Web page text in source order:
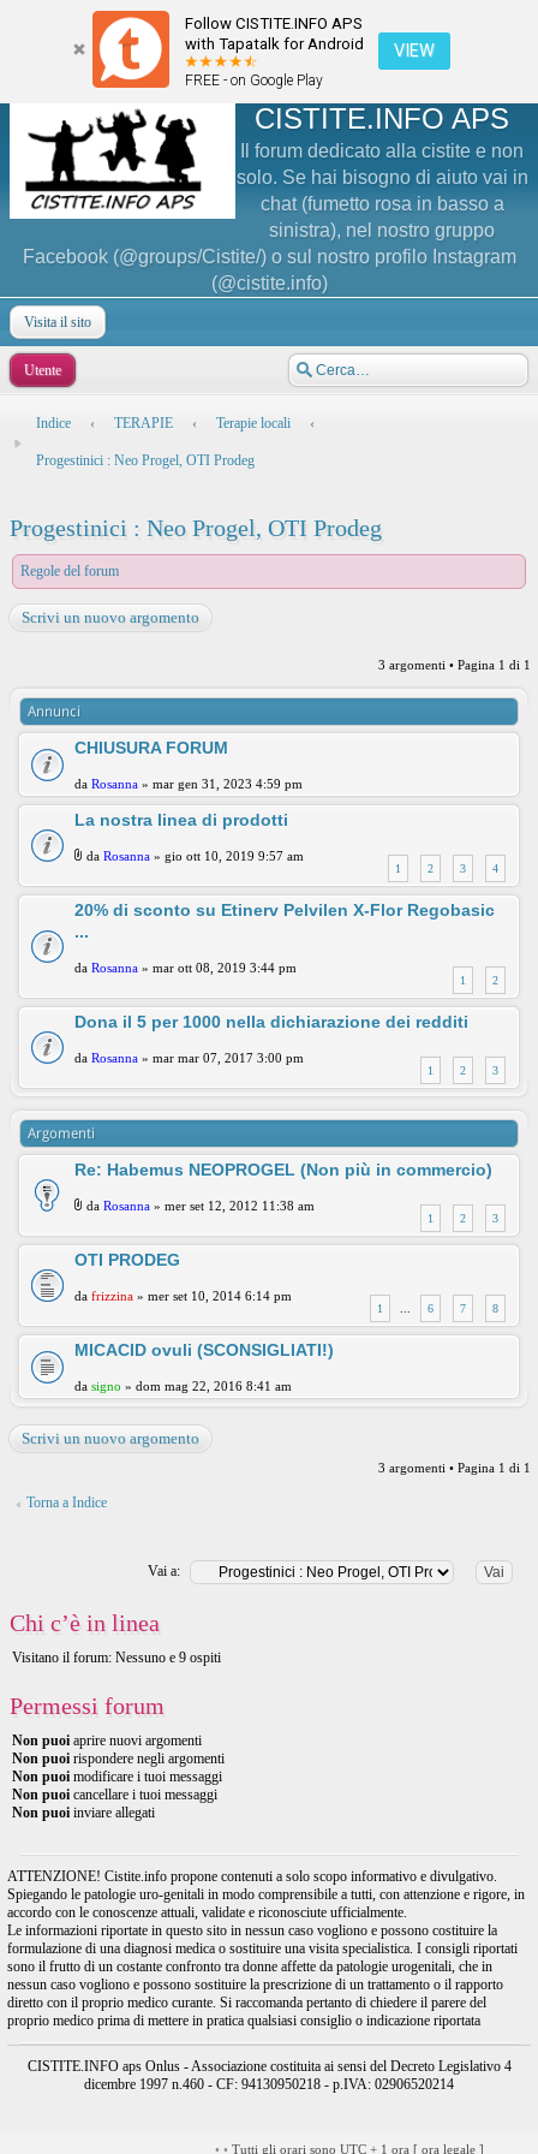
Follow CISTITE.INFO APS
with Tapatalk for Android
FREE - on Google Play
VIEW
CISTITE.INFO APS
Il forum dedicato alla cistite e non
solo. Se hai bisogno di aiuto vai in
chat (fumetto rosa in basso a
sinistra), nel nostro gruppo
Facebook (@groups/Cistite/) o sul nostro profilo Instagram
(@cistite.info)
Visita il sito
Utente
Indice ‹ TERAPIE ‹ Terapie locali ‹
Progestinici : Neo Progel, OTI Prodeg
Progestinici : Neo Progel, OTI Prodeg
Regole del forum
Scrivi un nuovo argomento
3 argomenti • Pagina 1 di 1
Annunci
CHIUSURA FORUM
da Rosanna » mar gen 31, 2023 4:59 pm
La nostra linea di prodotti
1 2 3 4
da Rosanna » gio ott 10, 2019 9:57 am
20% di sconto su Etinerv Pelvilen X-Flor Regobasic
...
1 2
da Rosanna » mar ott 08, 2019 3:44 pm
Dona il 5 per 1000 nella dichiarazione dei redditi
1 2 3
da Rosanna » mar mar 07, 2017 3:00 pm
Argomenti
Re: Habemus NEOPROGEL (Non più in commercio)
1 2 3
da Rosanna » mer set 12, 2012 11:38 am
OTI PRODEG
1 ... 6 7 8
da frizzina » mer set 10, 2014 6:14 pm
MICACID ovuli (SCONSIGLIATI!)
da signo » dom mag 22, 2016 8:41 am
Scrivi un nuovo argomento
3 argomenti • Pagina 1 di 1
Torna a Indice
Vai a:
Chi c’è in linea
Visitano il forum: Nessuno e 9 ospiti
Permessi forum
Non puoi aprire nuovi argomenti
Non puoi rispondere negli argomenti
Non puoi modificare i tuoi messaggi
Non puoi cancellare i tuoi messaggi
Non puoi inviare allegati
ATTENZIONE! Cistite.info propone contenuti a solo scopo informativo e divulgativo.
Spiegando le patologie uro-genitali in modo comprensibile a tutti, con attenzione e rigore, in
accordo con le conoscenze attuali, validate e riconosciute ufficialmente.
Le informazioni riportate in questo sito in nessun caso vogliono e possono costituire la
formulazione di una diagnosi medica o sostituire una visita specialistica. I consigli riportati
sono il frutto di un costante confronto tra donne affette da patologie urogenitali, che in
nessun caso vogliono e possono sostituire la prescrizione di un trattamento o il rapporto
diretto con il proprio medico curante. Si raccomanda pertanto di chiedere il parere del
proprio medico prima di mettere in pratica qualsiasi consiglio o indicazione riportata
CISTITE.INFO aps Onlus - Associazione costituita ai sensi del Decreto Legislativo 4
dicembre 1997 n.460 - CF: 94130950218 - p.IVA: 02906520214
• • Tutti gli orari sono UTC + 1 ora [ ora legale]